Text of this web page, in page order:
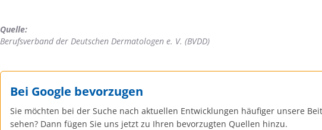
Quelle:
Berufsverband der Deutschen Dermatologen e. V. (BVDD)
Bei Google bevorzugen
Sie möchten bei der Suche nach aktuellen Entwicklungen häufiger unsere
sehen? Dann fügen Sie uns jetzt zu Ihren bevorzugten Quellen hinzu.